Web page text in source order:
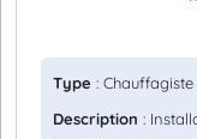
Type : Chauffagiste
Description :